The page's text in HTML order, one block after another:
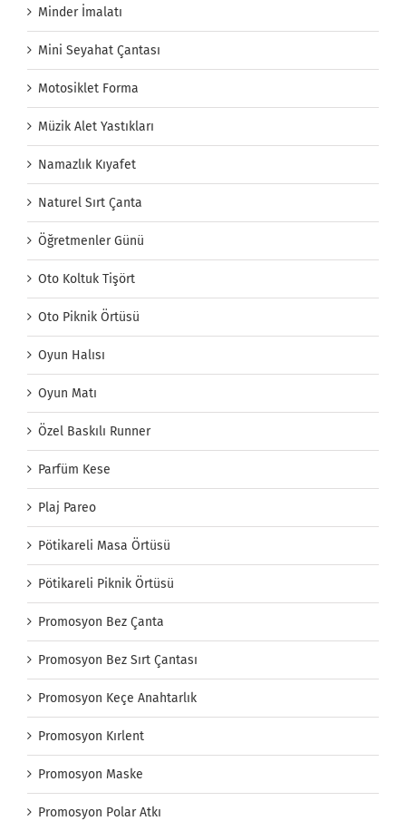
Minder İmalatı
Mini Seyahat Çantası
Motosiklet Forma
Müzik Alet Yastıkları
Namazlık Kıyafet
Naturel Sırt Çanta
Öğretmenler Günü
Oto Koltuk Tişört
Oto Piknik Örtüsü
Oyun Halısı
Oyun Matı
Özel Baskılı Runner
Parfüm Kese
Plaj Pareo
Pötikareli Masa Örtüsü
Pötikareli Piknik Örtüsü
Promosyon Bez Çanta
Promosyon Bez Sırt Çantası
Promosyon Keçe Anahtarlık
Promosyon Kırlent
Promosyon Maske
Promosyon Polar Atkı